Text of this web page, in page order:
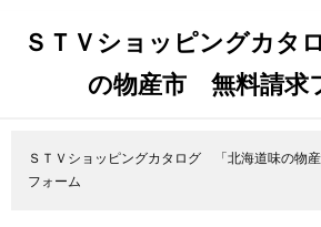
ＳＴＶショッピングカタ
の物産市 無料請求
ＳＴＶショッピングカタログ 「北海道味の物
フォーム